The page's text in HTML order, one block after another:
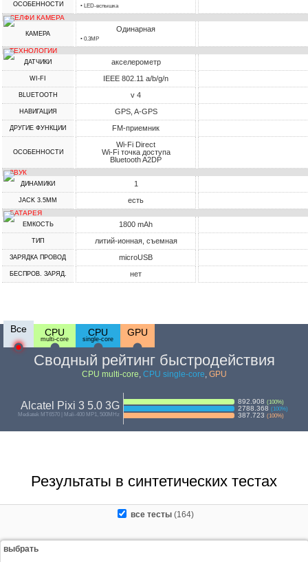
ОСОБЕННОСТИ • LED-вспышка
СЕЛФИ КАМЕРА
КАМЕРА
Одинарная
• 0.3MP
ТЕХНОЛОГИИ
ДАТЧИКИ акселерометр
WI-FI IEEE 802.11 a/b/g/n
BLUETOOTH v 4
НАВИГАЦИЯ GPS, A-GPS
ДРУГИЕ ФУНКЦИИ FM-приемник
ОСОБЕННОСТИ
Wi-Fi Direct
Wi-Fi точка доступа
Bluetooth A2DP
ЗВУК
ДИНАМИКИ 1
JACK 3.5MM есть
БАТАРЕЯ
ЕМКОСТЬ 1800 mAh
ТИП литий-ионная, съемная
ЗАРЯДКА ПРОВОД microUSB
БЕСПРОВ. ЗАРЯД. нет
Все CPU
multi-core
CPU
single-core
GPU
Сводный рейтинг быстродействия
CPU multi-core, CPU single-core, GPU
Alcatel Pixi 3 5.0 3G
Mediatek MT6570 | Mali-400 MP1, 500MHz
892.908 (100%)
2788.368 (100%)
387.723 (100%)
Результаты в синтетических тестах
все тесты(164)
выбрать